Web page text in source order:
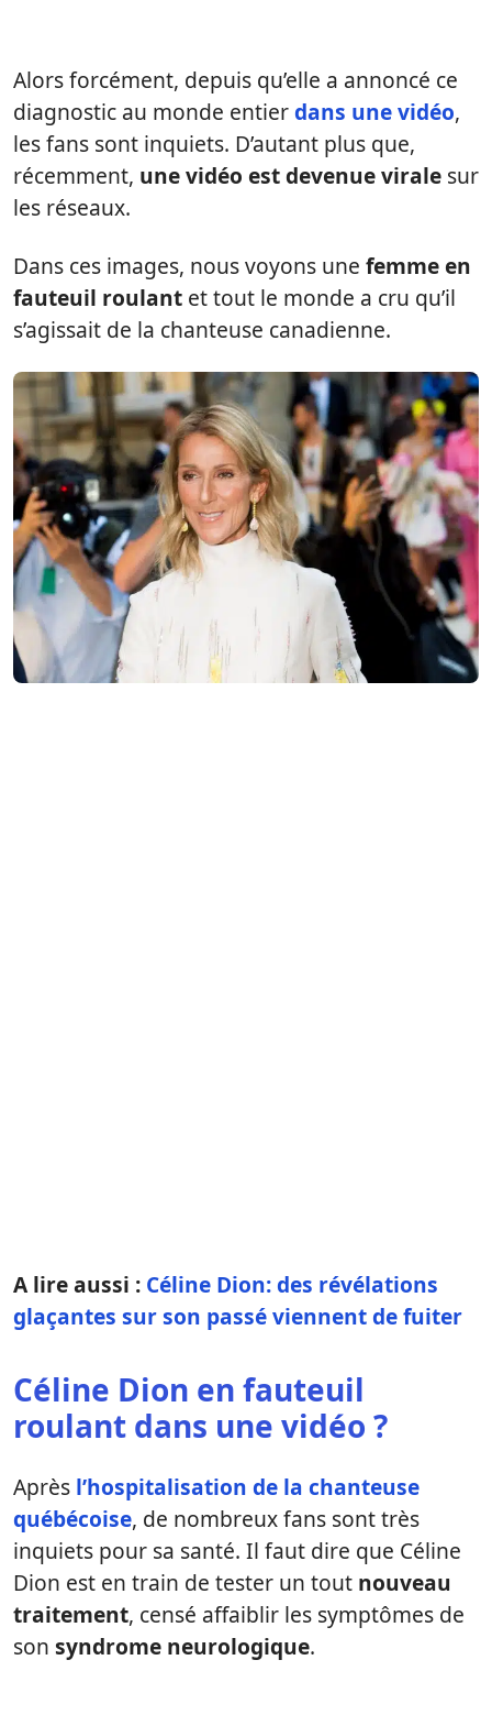
Alors forcément, depuis qu’elle a annoncé ce
diagnostic au monde entierdans une vidéo,
les fans sont inquiets. D’autant plus que,
récemment, une vidéo est devenue virale sur
les réseaux.
Dans ces images, nous voyons une femme en
fauteuil roulant et tout le monde a cru qu’il
s’agissait de la chanteuse canadienne.
A lire aussi : Céline Dion: des révélations
glaçantes sur son passé viennent de fuiter
Céline Dion en fauteuil
roulant dans une vidéo ?
Après l’hospitalisation de la chanteuse
québécoise, de nombreux fans sont très
inquiets pour sa santé. Il faut dire que Céline
Dion est en train de tester un tout nouveau
traitement, censé affaiblir les symptômes de
son syndrome neurologique.